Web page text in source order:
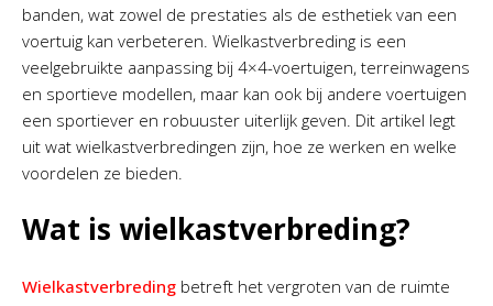
banden, wat zowel de prestaties als de esthetiek van een
voertuig kan verbeteren. Wielkastverbreding is een
veelgebruikte aanpassing bij 4×4-voertuigen, terreinwagens
en sportieve modellen, maar kan ook bij andere voertuigen
een sportiever en robuuster uiterlijk geven. Dit artikel legt
uit wat wielkastverbredingen zijn, hoe ze werken en welke
voordelen ze bieden.
Wat is wielkastverbreding?
Wielkastverbreding betreft het vergroten van de ruimte